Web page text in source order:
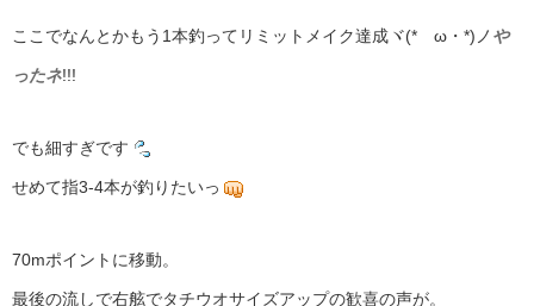
ここでなんとかもう1本釣ってリミットメイク達成ヾ(*ゝω・*)ノ や
ったネ!!!
でも細すぎです
せめて指3-4本が釣りたいっ
70mポイントに移動。
最後の流しで右舷でタチウオサイズアップの歓喜の声が。